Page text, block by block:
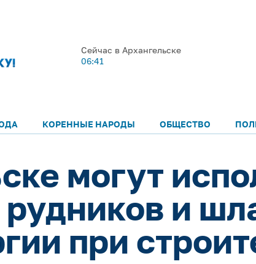
Сейчас в Архангельске
06:41
КОРЕННЫЕ НАРОДЫ ОБЩЕСТВО
могут
и
при